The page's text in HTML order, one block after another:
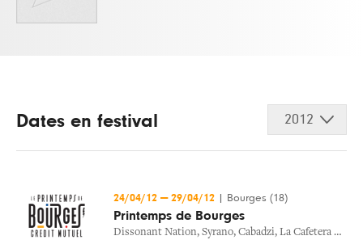
Dates en festival 2012
24/04/12 — 29/04/12 Bourges (18)
Printemps de Bourges
Dissonant Nation, Syrano, Cabadzi, La Cafetera Roja